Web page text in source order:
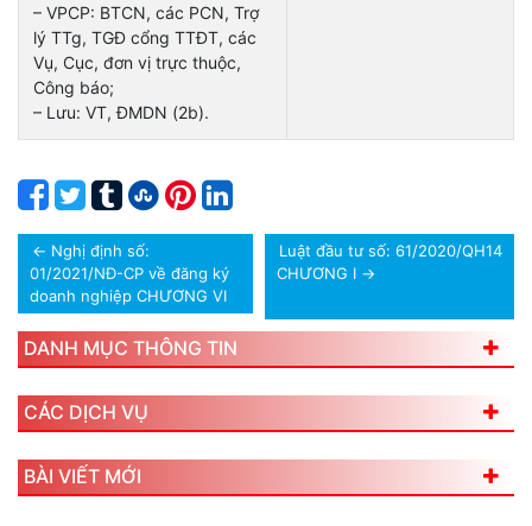
– VPCP: BTCN, các PCN, Trợ
lý TTg, TGĐ cổng TTĐT, các
Vụ, Cục, đơn vị trực thuộc,
Công báo;
– Lưu: VT, ĐMDN (2b).
← Nghị định số:
01/2021/NĐ-CP về đăng ký
doanh nghiệp CHƯƠNG VI
Luật đầu tư số: 61/2020/QH14
CHƯƠNG I →
DANH MỤC THÔNG TIN
CÁC DỊCH VỤ
BÀI VIẾT MỚI